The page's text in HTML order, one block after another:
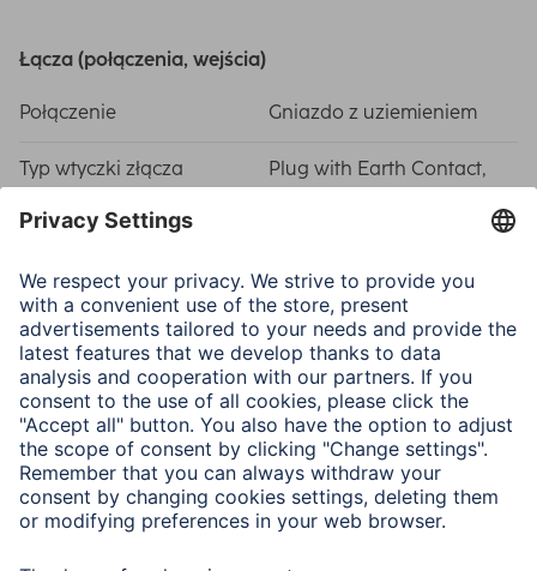
Łącza (połączenia, wejścia)
Połączenie Gniazdo z uziemieniem
Typ wtyczki złącza
Plug with Earth Contact,
Właściwości elektrotechniczne
Maks. obciążenie
połączenia
3680 W
Napięcie zasilania 250 V
Specyfikacja sieciowa 16 A